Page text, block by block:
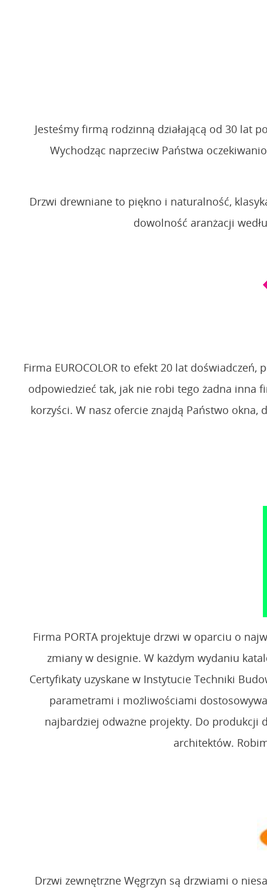
Jesteśmy firmą rodzinną działającą od 30 lat
Wychodząc naprzeciw Państwa
Drzwi drewniane to piękno i naturalność,
dowolność aranżacji
Firma EUROCOLOR to efekt 20 lat
odpowiedzieć tak, jak nie robi tego żadna inna
korzyści. W nasz ofercie znajdą Państwo
Firma PORTA projektuje drzwi w oparciu o
zmiany w designie. W każdym wydaniu
Certyfikaty uzyskane w Instytucie Techniki
parametrami i możliwościami
najbardziej odważne projekty. Do produkcji
architektów.
Drzwi zewnętrzne Węgrzyn są drzwiami o